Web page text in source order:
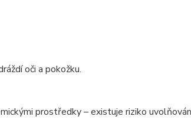
oči a pokožku.
prostředky – existuje riziko